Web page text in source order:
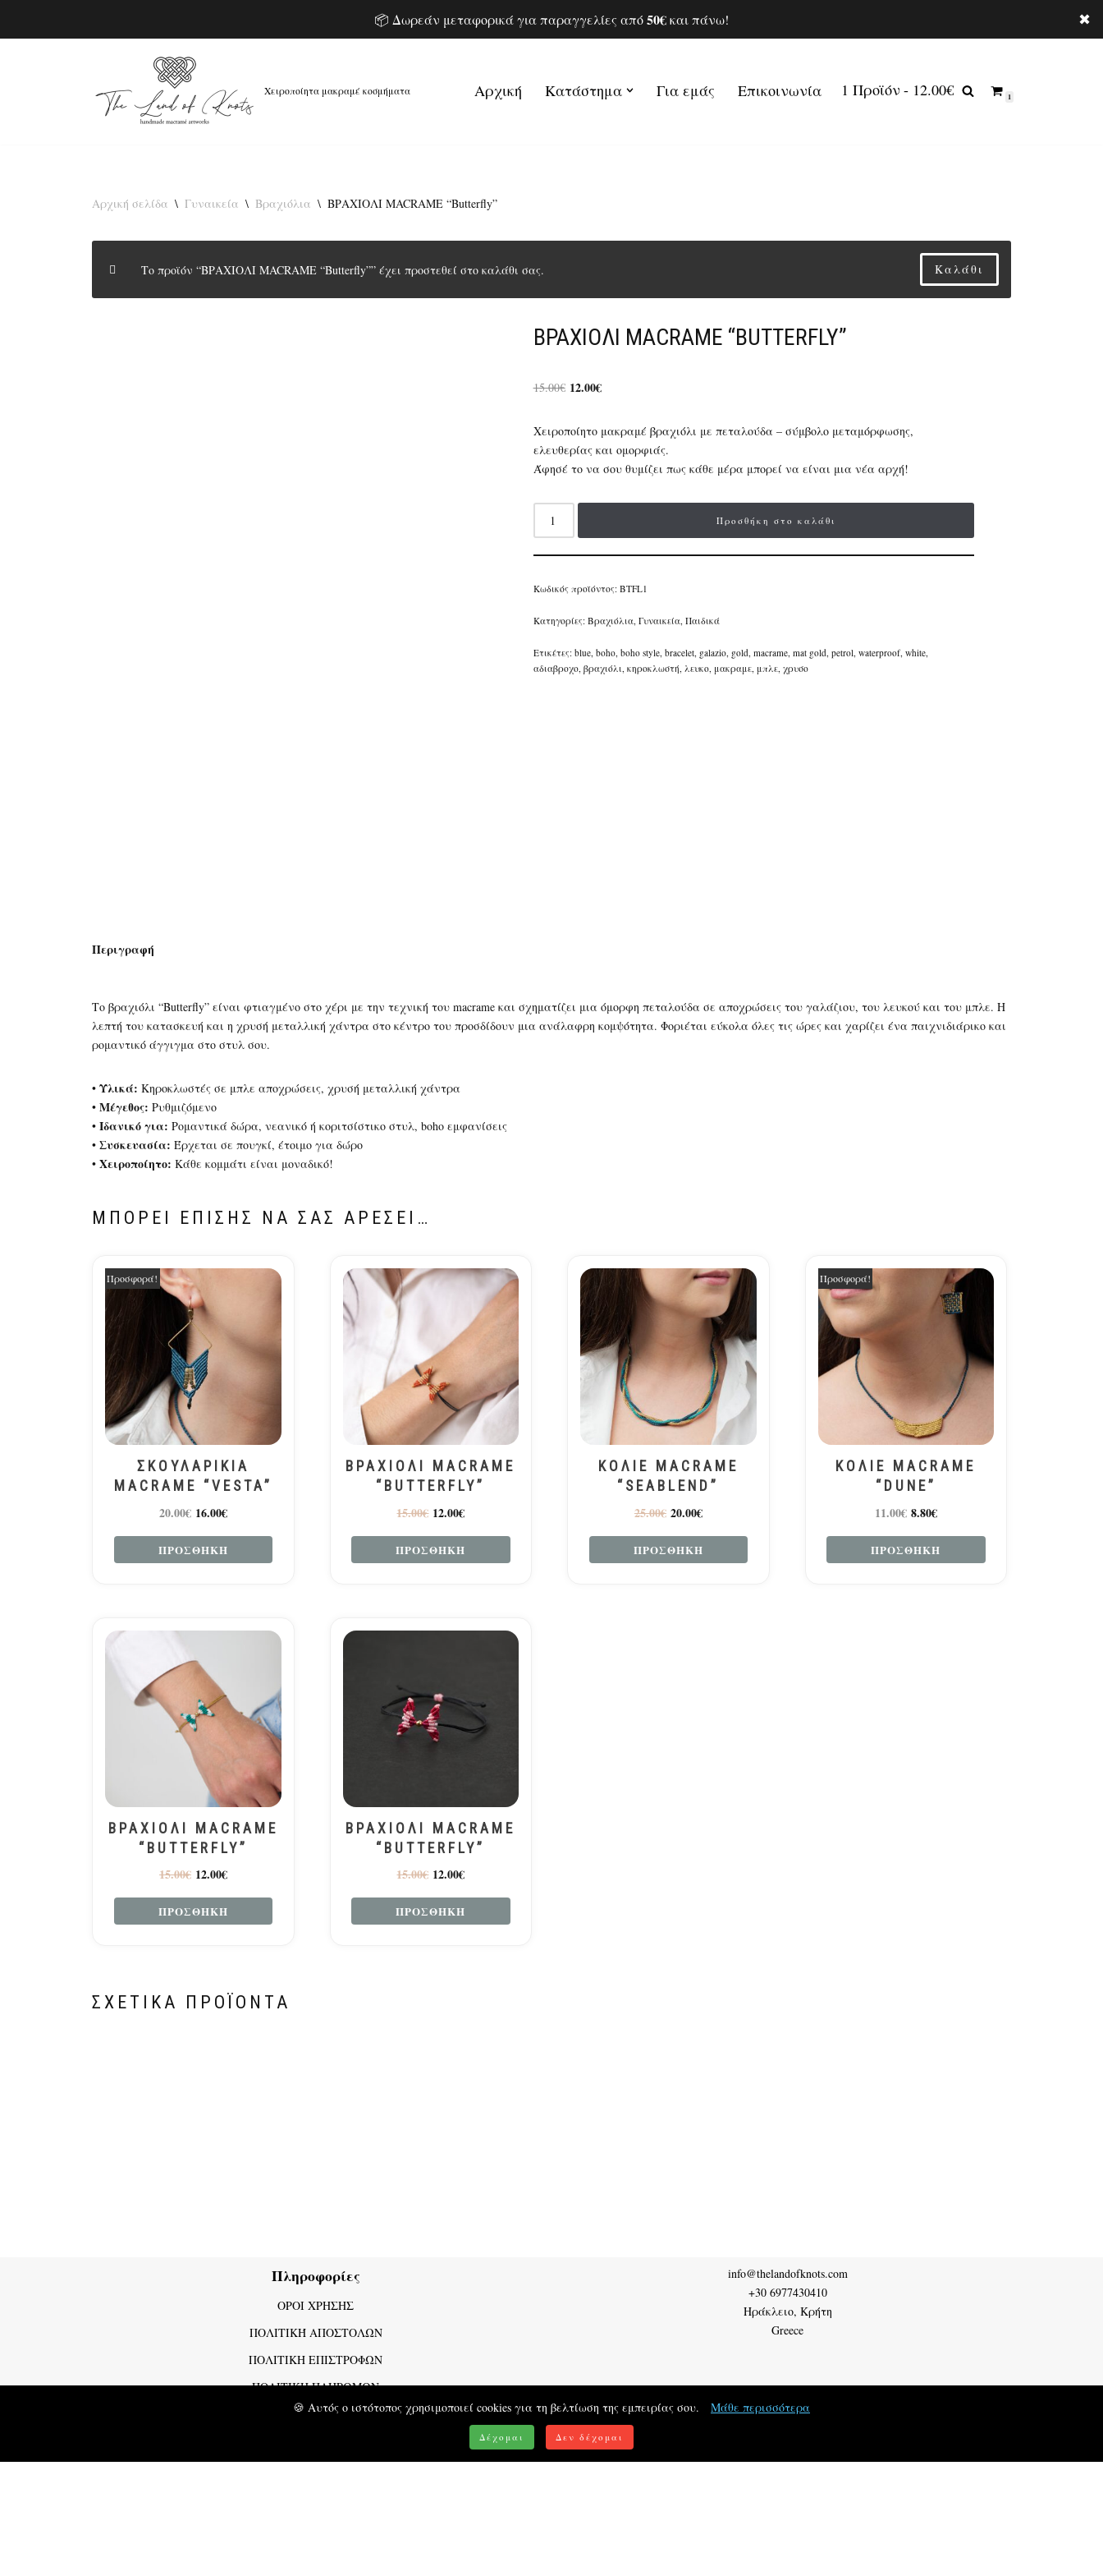
✖
📦 Δωρεάν μεταφορικά για παραγγελίες από50€και πάνω!
Χειροποίητα μακραμέ κοσμήματα Αρχική Κατάστημα Για εμάς Επικοινωνία 1 Προϊόν 12.00€ 1
Αρχική σελίδα \ Γυναικεία \ Βραχιόλια \ ΒΡΑΧΙΟΛΙ MACRAME “Butterfly”
Το προϊόν “ΒΡΑΧΙΟΛΙ MACRAME “Butterfly”” έχει προστεθεί στο καλάθι σας. Καλάθι
ΒΡΑΧΙΟΛΙ MACRAME “BUTTERFLY”
15.00€ 12.00€
Χειροποίητο μακραμέ βραχιόλι με πεταλούδα – σύμβολο μεταμόρφωσης,
ελευθερίας και ομορφιάς.
Άφησέ το να σου θυμίζει πως κάθε μέρα μπορεί να είναι μια νέα αρχή!
Προσθήκη στο καλάθι
Κωδικός προϊόντος: BTFL1
Κατηγορίες: Βραχιόλια, Γυναικεία, Παιδικά
Ετικέτες: blue, boho, boho style, bracelet, galazio, gold, macrame, mat gold, petrol, waterproof, white,
αδιαβροχο, βραχιόλι, κηροκλωστή, λευκο, μακραμε, μπλε, χρυσο
Περιγραφή
Το βραχιόλι “Butterfly” είναι φτιαγμένο στο χέρι με την τεχνική του macrame και σχηματίζει μια όμορφη πεταλούδα σε αποχρώσεις του γαλάζιου, του λευκού και του μπλε. Η
λεπτή του κατασκευή και η χρυσή μεταλλική χάντρα στο κέντρο του προσδίδουν μια ανάλαφρη κομψότητα. Φοριέται εύκολα όλες τις ώρες και χαρίζει ένα παιχνιδιάρικο και
ρομαντικό άγγιγμα στο στυλ σου.
• Υλικά: Κηροκλωστές σε μπλε αποχρώσεις, χρυσή μεταλλική χάντρα
• Μέγεθος: Ρυθμιζόμενο
• Ιδανικό για: Ρομαντικά δώρα, νεανικό ή κοριτσίστικο στυλ, boho εμφανίσεις
• Συσκευασία: Έρχεται σε πουγκί, έτοιμο για δώρο
• Χειροποίητο: Κάθε κομμάτι είναι μοναδικό!
ΜΠΟΡΕΊ ΕΠΊΣΗΣ ΝΑ ΣΑΣ ΑΡΈΣΕΙ…
Προσφορά!
ΣΚΟΥΛΑΡΙΚΙΑ
MACRAME “VESTA”
20.00€ 16.00€
ΠΡΟΣΘΉΚΗ
ΒΡΑΧΙΟΛΙ MACRAME
“BUTTERFLY”
15.00€ 12.00€
ΠΡΟΣΘΉΚΗ
ΚΟΛΙΕ MACRAME
“SEABLEND”
25.00€ 20.00€
ΠΡΟΣΘΉΚΗ
Προσφορά!
ΚΟΛΙΕ MACRAME
“DUNE”
11.00€ 8.80€
ΠΡΟΣΘΉΚΗ
ΒΡΑΧΙΟΛΙ MACRAME
“BUTTERFLY”
15.00€ 12.00€
ΠΡΟΣΘΉΚΗ
ΒΡΑΧΙΟΛΙ MACRAME
“BUTTERFLY”
15.00€ 12.00€
ΠΡΟΣΘΉΚΗ
ΣΧΕΤΙΚΆ ΠΡΟΪΌΝΤΑ
Πληροφορίες
ΟΡΟΙ ΧΡΗΣΗΣ
ΠΟΛΙΤΙΚΉ ΑΠΟΣΤΟΛΩΝ
ΠΟΛΙΤΙΚΗ ΕΠΙΣΤΡΟΦΩΝ
ΠΟΛΙΤΙΚΗ ΠΛΗΡΩΜΩΝ
ΠΟΛΙΤΙΚΗ ΑΠΟΡΡΗΤΟΥ
info@thelandofknots.com
+30 6977430410
Ηράκλειο, Κρήτη
Greece
The Land Of Knots - Χειροποιήτα Κοσμήματα - Macrame - Copyrights 2020 2025 The Land Of Knots
🍪 Αυτός ο ιστότοπος χρησιμοποιεί cookies για τη βελτίωση της εμπειρίας σου. Μάθε περισσότερα
Δέχομαι Δεν δέχομαι